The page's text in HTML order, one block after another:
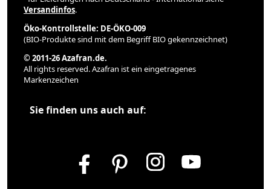
Versandinfos.
Öko-Kontrollstelle: DE-ÖKO-009
(BIO-Produkte sind mit dem Begriff BIO gekennzeichnet)
© 2011-26 Azafran.de.
All rights reserved. Azafran ist ein eingetragenes
Markenzeichen
Sie finden uns auch auf: